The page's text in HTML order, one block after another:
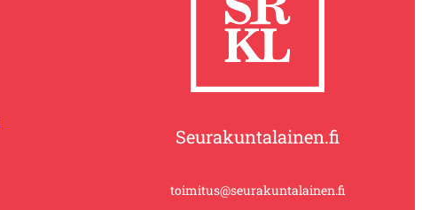
Seurakuntalainen.fi
toimitus@seurakuntalainen.fi